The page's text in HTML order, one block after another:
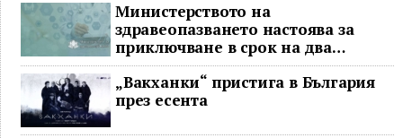
Министерството на
здравеопазването настоява за
приключване в срок на два
ключови строителни проекта
„Вакханки“ пристига в България
през есента